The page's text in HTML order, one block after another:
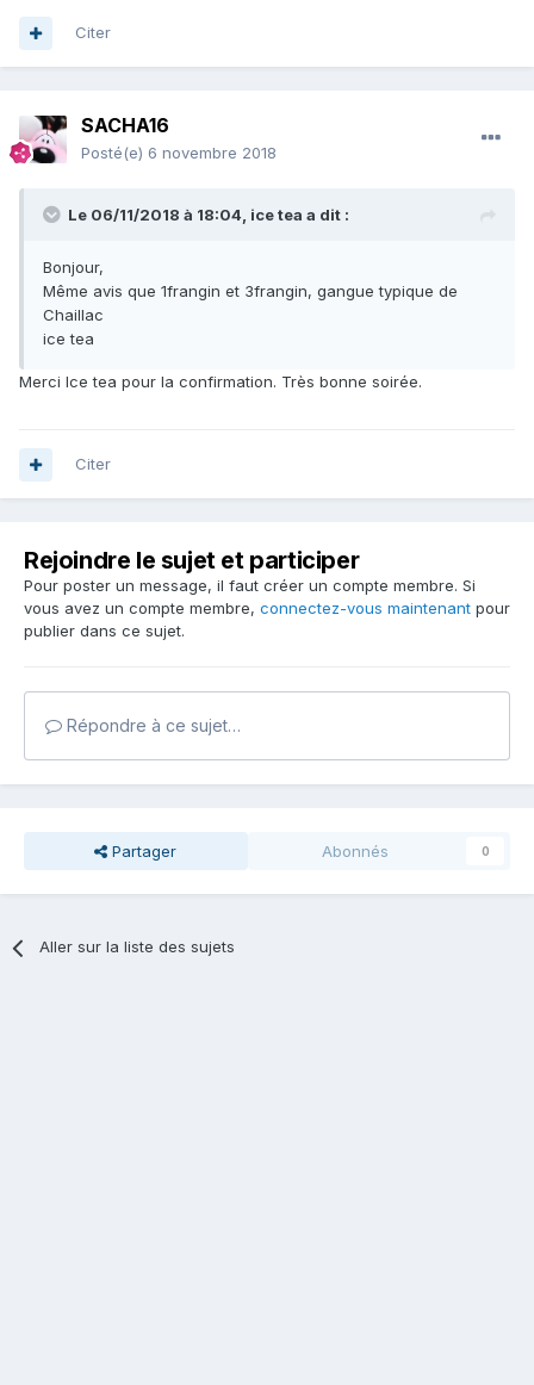
Citer
SACHA16
Posté(e) 6 novembre 2018
Le 06/11/2018 à 18:04, ice tea a dit :
Bonjour,
Même avis que 1frangin et 3frangin, gangue typique de
Chaillac
ice tea
Merci Ice tea pour la confirmation. Très bonne soirée.
Citer
Rejoindre le sujet et participer
Pour poster un message, il faut créer un compte membre. Si
vous avez un compte membre, connectez-vous maintenant pour
publier dans ce sujet.
Répondre à ce sujet…
Partager Abonnés 0
Aller sur la liste des sujets